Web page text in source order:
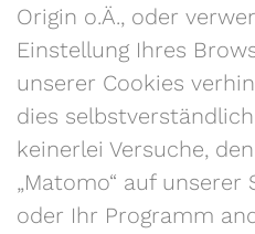
Origin o.Ä., oder
Einstellung Ihres
unserer Cookies
dies
keinerlei Versuche,
„Matomo“ auf
oder Ihr Programm